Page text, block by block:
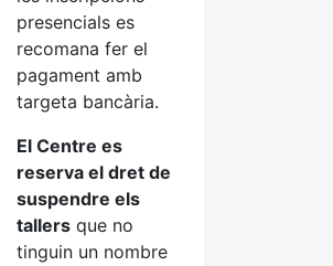
presencials es
recomana fer el
pagament amb
targeta bancària.
El Centre es
reserva el dret de
suspendre els
tallers que no
tinguin un nombre